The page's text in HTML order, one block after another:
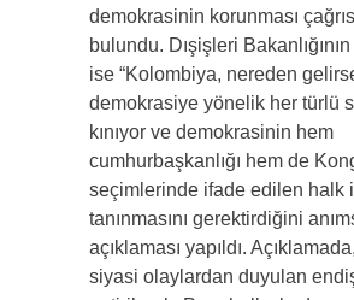
demokrasinin korunması
bulundu. Dışişleri
ise “Kolombiya, nereden
demokrasiye yönelik her türlü
kınıyor ve demokrasinin hem
cumhurbaşkanlığı hem de
seçimlerinde ifade edilen halk
tanınmasını gerektirdiğini
açıklaması yapıldı.
siyasi olaylardan duyulan